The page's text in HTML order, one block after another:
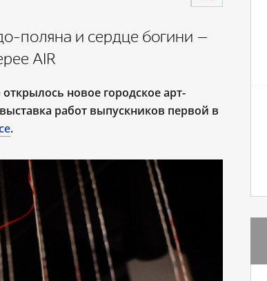
поляна и сердце богини —
AIR
новое городское арт-
работ выпускников первой в
.